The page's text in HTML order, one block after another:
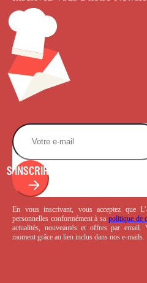
S'INSCRIRE
En vous inscrivant, vous acceptez que
personnelles conformément à sa politique de
actualités, nouveautés et offres par
moment grâce au lien inclus dans nos e-mails.